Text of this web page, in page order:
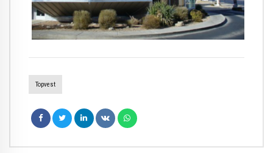
Topvest